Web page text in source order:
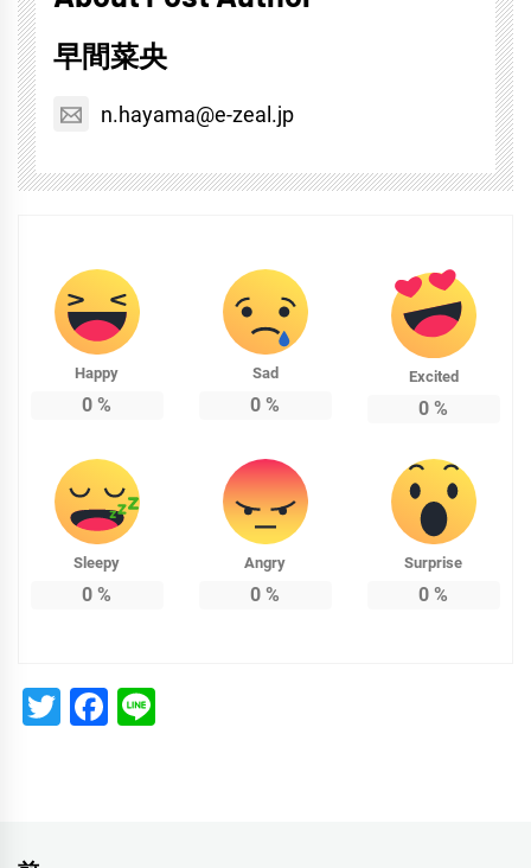
早間菜央
n.hayama@e-zeal.jp
Happy
0 %
Sad
0 %
Excited
0 %
Sleepy
0 %
Angry
0 %
Surprise
0 %
TwitterFacebook